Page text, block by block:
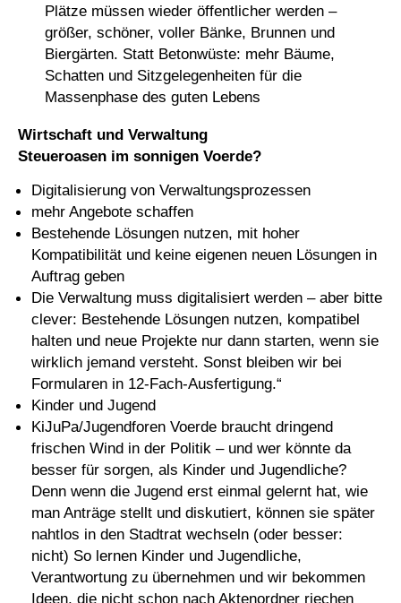
Plätze müssen wieder öffentlicher werden –
größer, schöner, voller Bänke, Brunnen und
Biergärten. Statt Betonwüste: mehr Bäume,
Schatten und Sitzgelegenheiten für die
Massenphase des guten Lebens
Wirtschaft und Verwaltung
Steueroasen im sonnigen Voerde?
Digitalisierung von Verwaltungsprozessen
mehr Angebote schaffen
Bestehende Lösungen nutzen, mit hoher
Kompatibilität und keine eigenen neuen Lösungen in
Auftrag geben
Die Verwaltung muss digitalisiert werden – aber bitte
clever: Bestehende Lösungen nutzen, kompatibel
halten und neue Projekte nur dann starten, wenn sie
wirklich jemand versteht. Sonst bleiben wir bei
Formularen in 12-Fach-Ausfertigung.“
Kinder und Jugend
KiJuPa/Jugendforen Voerde braucht dringend
frischen Wind in der Politik – und wer könnte da
besser für sorgen, als Kinder und Jugendliche?
Denn wenn die Jugend erst einmal gelernt hat, wie
man Anträge stellt und diskutiert, können sie später
nahtlos in den Stadtrat wechseln (oder besser:
nicht) So lernen Kinder und Jugendliche,
Verantwortung zu übernehmen und wir bekommen
Ideen, die nicht schon nach Aktenordner riechen